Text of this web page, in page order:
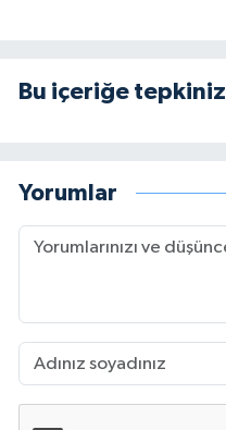
Bu içeriğe tepkiniz
Yorumlar